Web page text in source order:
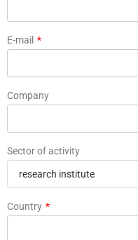
E-mail *
Company
Sector of activity
Country *